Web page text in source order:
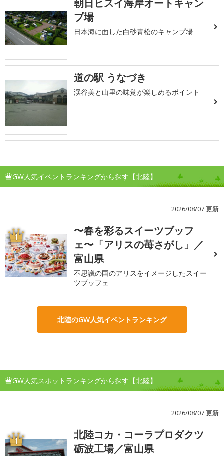
プ場
日本海に面した白砂青松のキャンプ場
道の駅 うなづき
渓谷美と山里の味覚が楽しめるポイント
GW人気イベントランキングから探す【北陸】
2026/08/07 更新
1
〜春を彩るスイーツブッフ
ェ〜「アリスの苺さがし」／
富山県
不思議の国のアリスをイメージしたスイー
ツブッフェ
北陸のGW人気イベントランキング
GW人気スポットランキングから探す【北陸】
2026/08/07 更新
1
北陸コカ・コーラプロダクツ
砺波工場／富山県